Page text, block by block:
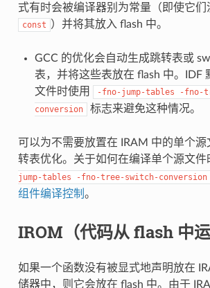
式有时会被编译器别为常量（即使它们
const ）并将其放入 flash 中。
GCC 的优化会自动生成跳转表或
表，并将这些表放在 flash 中。IDF
文件时使用
-fno-jump-tables
-fno-
conversion
标志来避免这种情况。
可以为不需要放置在 IRAM 中的单个
转表优化。关于如何在编译单个源文件
jump-tables
-fno-tree-switch-conversion
组件编译控制 。
IROM（代码从 flash 中运
如果一个函数没有被显式地声明放在
储器中，则它会放在 flash 中。由于